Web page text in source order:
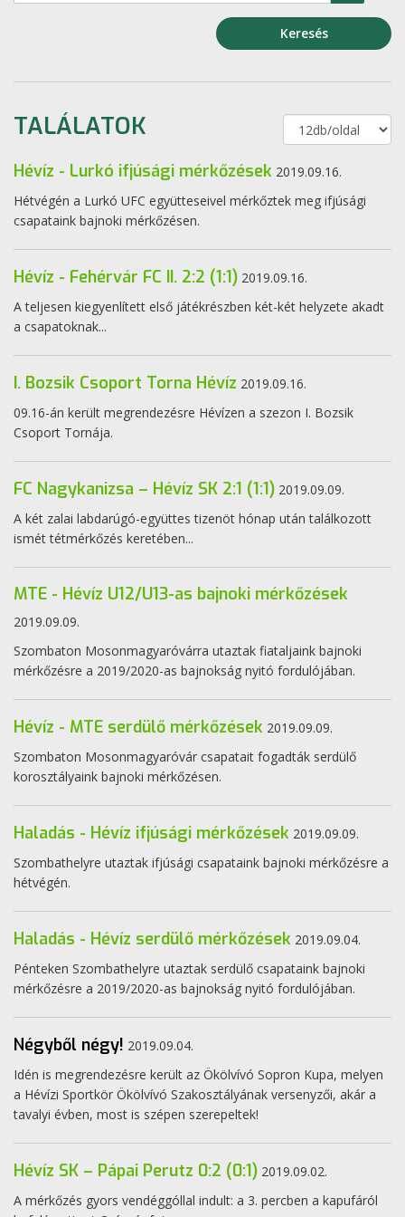
Keresés
TALÁLATOK
Hévíz - Lurkó ifjúsági mérkőzések 2019.09.16.
Hétvégén a Lurkó UFC együtteseivel mérkőztek meg ifjúsági
csapataink bajnoki mérkőzésen.
Hévíz - Fehérvár FC II. 2:2 (1:1) 2019.09.16.
A teljesen kiegyenlített első játékrészben két-két helyzete akadt
a csapatoknak...
I. Bozsik Csoport Torna Hévíz 2019.09.16.
09.16-án került megrendezésre Hévízen a szezon I. Bozsik
Csoport Tornája.
FC Nagykanizsa – Hévíz SK 2:1 (1:1) 2019.09.09.
A két zalai labdarúgó-együttes tizenöt hónap után találkozott
ismét tétmérkőzés keretében...
MTE - Hévíz U12/U13-as bajnoki mérkőzések
2019.09.09.
Szombaton Mosonmagyaróvárra utaztak fiataljaink bajnoki
mérkőzésre a 2019/2020-as bajnokság nyitó fordulójában.
Hévíz - MTE serdülő mérkőzések 2019.09.09.
Szombaton Mosonmagyaróvár csapatait fogadták serdülő
korosztályaink bajnoki mérkőzésen.
Haladás - Hévíz ifjúsági mérkőzések 2019.09.09.
Szombathelyre utaztak ifjúsági csapataink bajnoki mérkőzésre a
hétvégén.
Haladás - Hévíz serdülő mérkőzések 2019.09.04.
Pénteken Szombathelyre utaztak serdülő csapataink bajnoki
mérkőzésre a 2019/2020-as bajnokság nyitó fordulójában.
Négyből négy! 2019.09.04.
Idén is megrendezésre került az Ökölvívó Sopron Kupa, melyen
a Hévízi Sportkör Ökölvívó Szakosztályának versenyzői, akár a
tavalyi évben, most is szépen szerepeltek!
Hévíz SK – Pápai Perutz 0:2 (0:1) 2019.09.02.
A mérkőzés gyors vendéggóllal indult: a 3. percben a kapufáról